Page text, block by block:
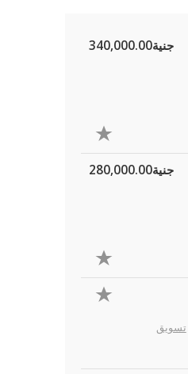
جنية340,000.00
جنية280,000.00
تسويق